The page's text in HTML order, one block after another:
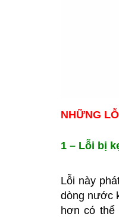
NHỮNG
1 – Lỗi bị
Lỗi này
dòng nước
hơn có thể